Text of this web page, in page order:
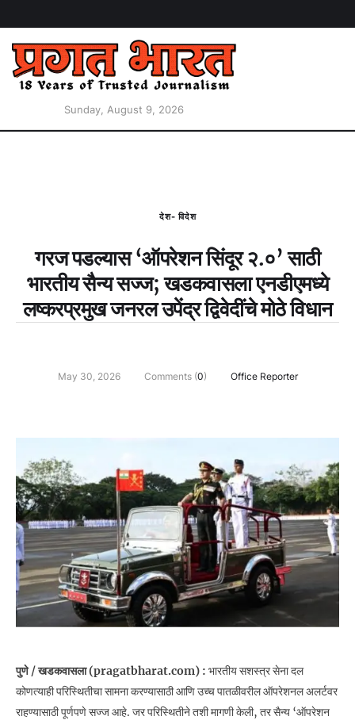
Sunday, August 9, 2026
देश- विदेश
गरज पडल्यास ‘ऑपरेशन सिंदूर २.०’ साठी
भारतीय सैन्य सज्ज; खडकवासला एनडीएमध्ये
लष्करप्रमुख जनरल उपेंद्र द्विवेदींचे मोठे विधान
May 30, 2026 Comments (0) Office Reporter
पुणे / खडकवासला (pragatbharat.com) : भारतीय सशस्त्र सेना दल
कोणत्याही परिस्थितीचा सामना करण्यासाठी आणि उच्च पातळीवरील ऑपरेशनल अलर्टवर
राहण्यासाठी पूर्णपणे सज्ज आहे. जर परिस्थितीने तशी मागणी केली, तर सैन्य ‘ऑपरेशन